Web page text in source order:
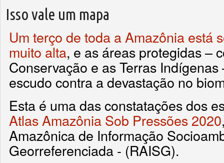
Isso vale um mapa
Um terço de toda a Amazônia está
muito alta, e as áreas protegidas –
Conservação e as Terras
escudo contra a devastação no
Esta é uma das constatações dos
Atlas Amazônia Sob Pressões 2020
Amazônica de Informação
Georreferenciada - (RAISG).